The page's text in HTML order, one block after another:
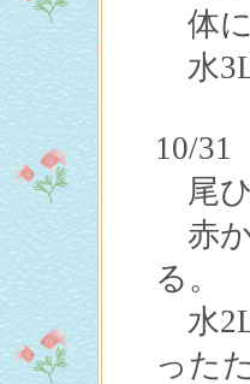
体に
水
10/31
尾ひ
赤か
る。
水
った